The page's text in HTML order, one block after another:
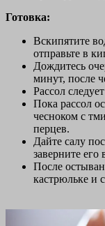
Готовка:
Вскипятите
отправьте в
Дождитесь
минут, после
Рассол
Пока рассол
чесноком с
перцев.
Дайте салу
заверните его
После
кастрюльке и